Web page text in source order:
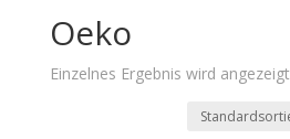
Oeko
Einzelnes Ergebnis wird angezeigt